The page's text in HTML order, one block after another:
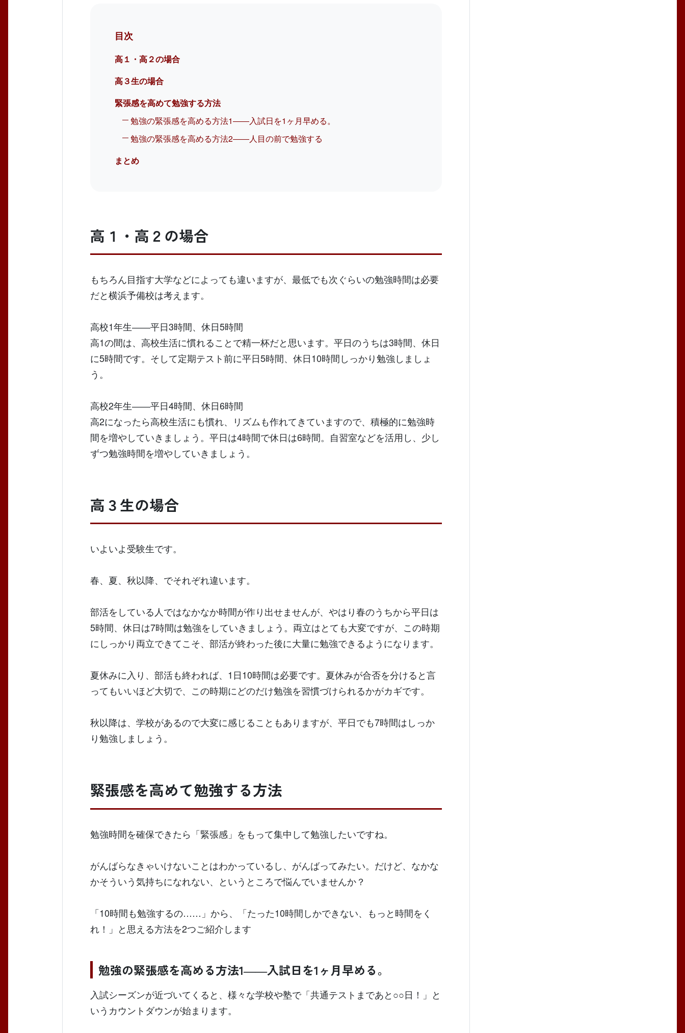
目次
高１・高２の場合
高３生の場合
緊張感を高めて勉強する方法
勉強の緊張感を高める方法1――入試日を1ヶ月早める。
勉強の緊張感を高める方法2――人目の前で勉強する
まとめ
高１・高２の場合
もちろん目指す大学などによっても違いますが、最低でも次ぐらいの勉強時間は必要
だと横浜予備校は考えます。
高校1年生――平日3時間、休日5時間
高1の間は、高校生活に慣れることで精一杯だと思います。平日のうちは3時間、休日
に5時間です。そして定期テスト前に平日5時間、休日10時間しっかり勉強しましょ
う。
高校2年生――平日4時間、休日6時間
高2になったら高校生活にも慣れ、リズムも作れてきていますので、積極的に勉強時
間を増やしていきましょう。平日は4時間で休日は6時間。自習室などを活用し、少し
ずつ勉強時間を増やしていきましょう。
高３生の場合
いよいよ受験生です。
春、夏、秋以降、でそれぞれ違います。
部活をしている人ではなかなか時間が作り出せませんが、やはり春のうちから平日は
5時間、休日は7時間は勉強をしていきましょう。両立はとても大変ですが、この時期
にしっかり両立できてこそ、部活が終わった後に大量に勉強できるようになります。
夏休みに入り、部活も終われば、1日10時間は必要です。夏休みが合否を分けると言
ってもいいほど大切で、この時期にどのだけ勉強を習慣づけられるかがカギです。
秋以降は、学校があるので大変に感じることもありますが、平日でも7時間はしっか
り勉強しましょう。
緊張感を高めて勉強する方法
勉強時間を確保できたら「緊張感」をもって集中して勉強したいですね。
がんばらなきゃいけないことはわかっているし、がんばってみたい。だけど、なかな
かそういう気持ちになれない、というところで悩んでいませんか？
「10時間も勉強するの……」から、「たった10時間しかできない、もっと時間をく
れ！」と思える方法を2つご紹介します
勉強の緊張感を高める方法1――入試日を1ヶ月早める。
入試シーズンが近づいてくると、様々な学校や塾で「共通テストまであと○○日！」と
いうカウントダウンが始まります。